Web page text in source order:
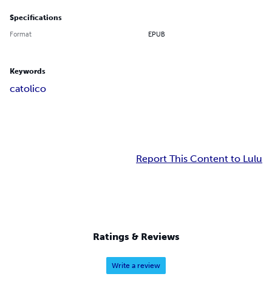
Specifications
Format EPUB
Keywords
catolico
Report This Content to Lulu
Ratings & Reviews
Write a review